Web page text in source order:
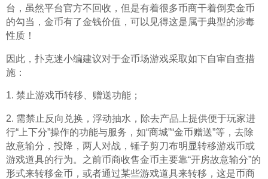
台，虽然平台官方不回收，但是有着很多币商干着倒卖金币
的勾当，金币有了金钱价值，可以见得这是属于典型的涉毒
性质！
因此，扑克迷小编建议对于金币场游戏采取如下自审自查措
施：
1. 禁止游戏币转移、赠送功能；
2. 需禁止反向兑换，浮动抽水，除去产品上提供便于玩家进
行“上下分”操作的功能与服务，如“商城”“金币赠送”等，去除
故意输分，投降，两人对战，锤子剪刀布明显转移游戏币或
游戏道具的行为。之前币商收售金币主要靠“开房故意输分”的
形式来转移金币，或者通过某些游戏道具来转移，这是币商